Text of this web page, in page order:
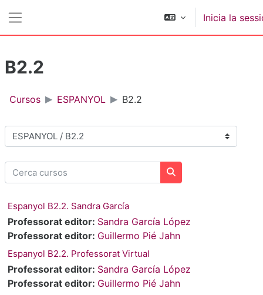
Inicia la
B2.2
Cursos ESPANYOL B2.2
Categories de cursos
Cerca cursos
Cerca cursos
Espanyol B2.2. Sandra García
Professorat editor: Sandra García López
Professorat editor: Guillermo Pié Jahn
Espanyol B2.2. Professorat Virtual
Professorat editor: Sandra García López
Professorat editor: Guillermo Pié Jahn